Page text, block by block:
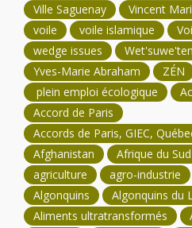
Ville Saguenay
Vincent
voile
voile islamique
wedge issues
Wet'suwe'ten
Yves-Marie Abraham
ZÉN
plein emploi écologique
Accord de Paris
Accords de Paris, GIEC,
Afghanistan
Afrique du Sud
agriculture
agro-industrie
Algonquins
Algonquins du
Aliments ultratransformés